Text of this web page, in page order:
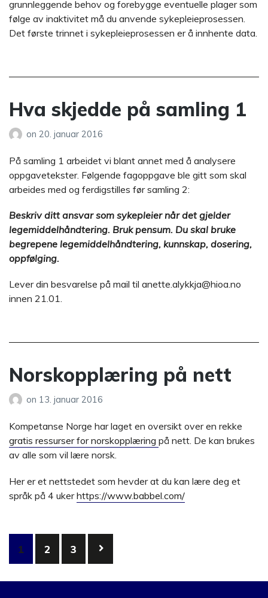
grunnleggende behov og forebygge eventuelle plager som
følge av inaktivitet må du anvende sykepleieprosessen.
Det første trinnet i sykepleieprosessen er å innhente data.
Hva skjedde på samling 1
on 20. januar 2016
På samling 1 arbeidet vi blant annet med å analysere
oppgavetekster. Følgende fagoppgave ble gitt som skal
arbeides med og ferdigstilles før samling 2:
Beskriv ditt ansvar som sykepleier når det gjelder
legemiddelhåndtering. Bruk pensum. Du skal bruke
begrepene legemiddelhåndtering, kunnskap, dosering,
oppfølging.
Lever din besvarelse på mail til anette.alykkja@hioa.no
innen 21.01.
Norskopplæring på nett
on 13. januar 2016
Kompetanse Norge har laget en oversikt over en rekke
gratis ressurser for norskopplæring på nett. De kan brukes
av alle som vil lære norsk.
Her er et nettstedet som hevder at du kan lære deg et
språk på 4 ukerhttps://www.babbel.com/
Sidepaginering
1 2 3